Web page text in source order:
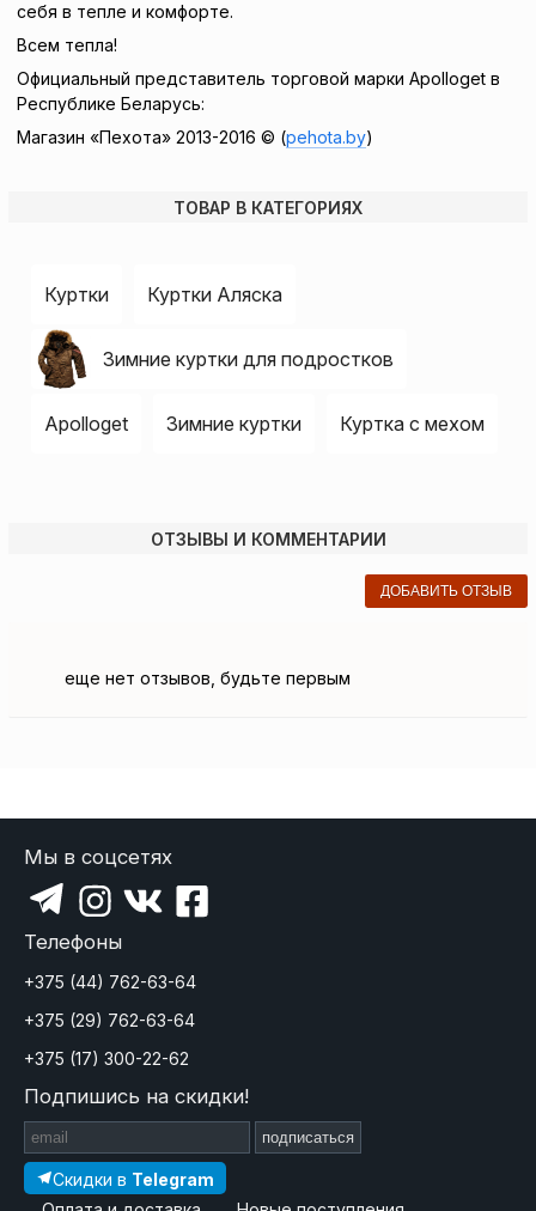
себя в тепле и комфорте.
Всем тепла!
Официальный представитель торговой марки Apolloget в
Республике Беларусь:
Магазин «Пехота» 2013-2016 © (pehota.by)
ТОВАР В КАТЕГОРИЯХ
Куртки Куртки Аляска
Зимние куртки для подростков
Apolloget Зимние куртки Куртка с мехом
ОТЗЫВЫ И КОММЕНТАРИИ
ДОБАВИТЬ ОТЗЫВ
еще нет отзывов, будьте первым
Мы в соцсетях
Телефоны
+375 (44) 762-63-64
+375 (29) 762-63-64
+375 (17) 300-22-62
Подпишись на скидки!
подписаться
Скидки в Telegram